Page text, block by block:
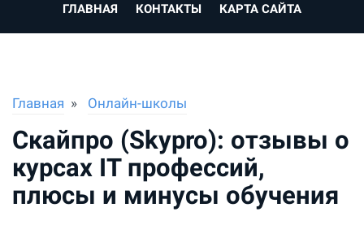
ГЛАВНАЯ КОНТАКТЫ КАРТА САЙТА
Главная Онлайн-школы
Скайпро (Skypro): отзывы о
курсах IT профессий,
плюсы и минусы обучения